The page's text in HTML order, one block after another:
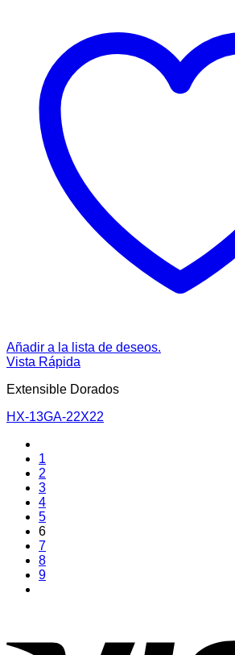
Añadir a la lista de deseos.
Vista Rápida
Extensible Dorados
HX-13GA-22X22
1
2
3
4
5
6
7
8
9